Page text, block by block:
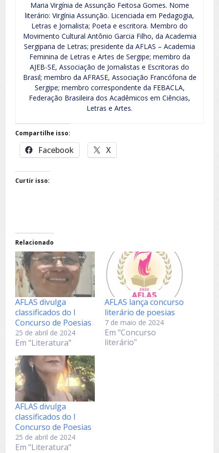
Maria Virgínia de Assunção Feitosa Gomes. Nome
literário: Virgínia Assunção. Licenciada em Pedagogia,
Letras e Jornalista; Poeta e escritora. Membro do
Movimento Cultural Antônio Garcia Filho, da Academia
Sergipana de Letras; presidente da AFLAS – Academia
Feminina de Letras e Artes de Sergipe; membro da
AJEB-SE, Associação de Jornalistas e Escritoras do
Brasil; membro da AFRASE, Associação Francófona de
Sergipe; membro correspondente da FEBACLA,
Federação Brasileira dos Acadêmicos em Ciências,
Letras e Artes.
Compartilhe isso:
Facebook X
Curtir isso:
Relacionado
AFLAS divulga
classificados do I
Concurso de Poesias
25 de abril de 2024
Em "Literatura"
AFLAS lança concurso
literário de poesias
7 de maio de 2024
Em "Concurso
literário"
AFLAS divulga
classificados do I
Concurso de Poesias
25 de abril de 2024
Em "Literatura"